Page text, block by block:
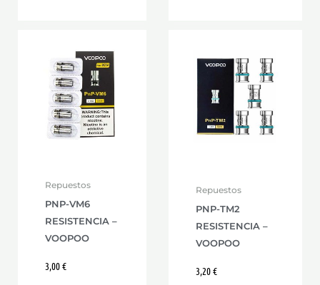
Repuestos
PNP-VM6
RESISTENCIA –
VOOPOO
3,00€
Repuestos
PNP-TM2
RESISTENCIA –
VOOPOO
3,20€